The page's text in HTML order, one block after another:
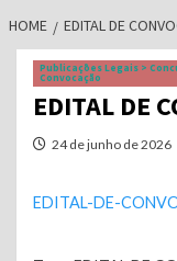
HOME EDITAL DE
Publicações Legais >
Convocação
EDITAL DE
24 de junho de 2026
EDITAL-DE-